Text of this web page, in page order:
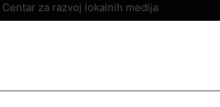
Centar za razvoj lokalnih medija